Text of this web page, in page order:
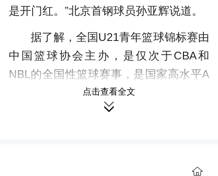
是开门红。”北京首钢球员孙亚辉说道。
据了解，全国U21青年篮球锦标赛由
中国篮球协会主办，是仅次于CBA和
NBL的全国性篮球赛事，是国家高水平A
级篮球赛事之一，代表着国内青年篮球
的最高水平。2023年全国U21青年篮球
（A1组）、贵州省仁怀市（A2组）、湖
点击查看全文
